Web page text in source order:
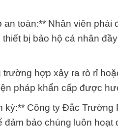
toàn:** Nhân viên
bị bảo hộ cá nhân
trường hợp xảy ra rò rỉ
pháp khẩn cấp được
kỳ:** Công ty Đắc
đảm bảo chúng luôn hoạt